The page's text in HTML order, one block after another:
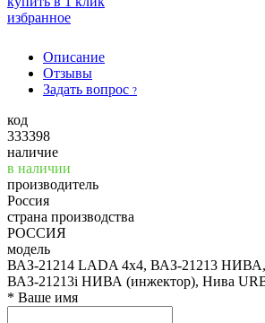
избранное
Описание
Отзывы
Задать вопрос ?
код
333398
наличие
в наличии
производитель
Россия
страна производства
РОССИЯ
модель
ВАЗ-21214 LADA 4х4, ВАЗ-21213
ВАЗ-21213i НИВА (инжектор), Нива
* Ваше имя